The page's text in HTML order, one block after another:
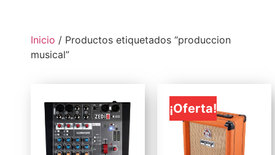
Inicio / Productos etiquetados “produccion
musical”
¡Oferta!